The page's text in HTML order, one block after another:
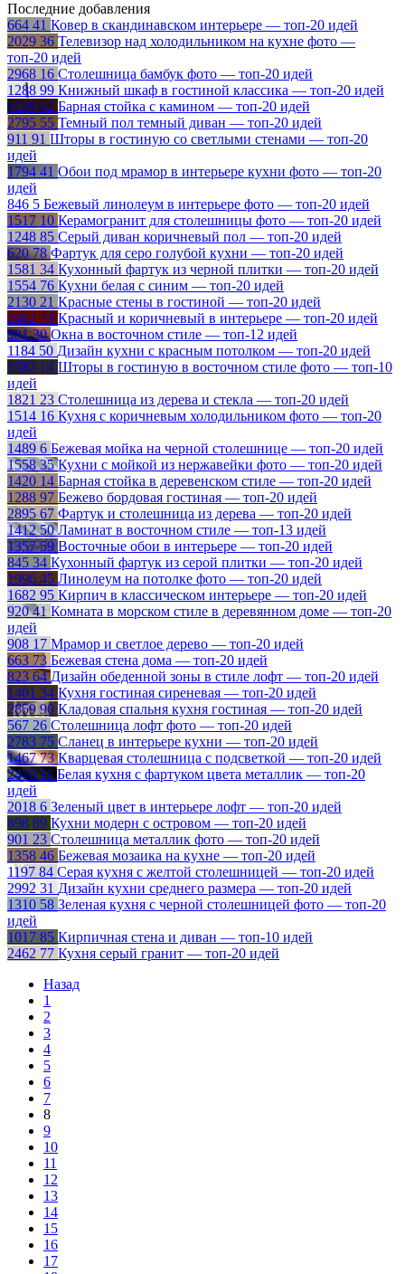
Последние добавления
664 41 Ковер в скандинавском интерьере — топ-20 идей
2029 36 Телевизор над холодильником на кухне фото —
топ-20 идей
2968 16 Столешница бамбук фото — топ-20 идей
1288 99 Книжный шкаф в гостиной классика — топ-20 идей
1630 62 Барная стойка с камином — топ-20 идей
2795 55 Темный пол темный диван — топ-20 идей
911 91 Шторы в гостиную со светлыми стенами — топ-20
идей
1794 41 Обои под мрамор в интерьере кухни фото — топ-20
идей
846 5 Бежевый линолеум в интерьере фото — топ-20 идей
1517 10 Керамогранит для столешницы фото — топ-20 идей
1248 85 Серый диван коричневый пол — топ-20 идей
620 78 Фартук для серо голубой кухни — топ-20 идей
1581 34 Кухонный фартук из черной плитки — топ-20 идей
1554 76 Кухни белая с синим — топ-20 идей
2130 21 Красные стены в гостиной — топ-20 идей
2462 73 Красный и коричневый в интерьере — топ-20 идей
981 30 Окна в восточном стиле — топ-12 идей
1184 50 Дизайн кухни с красным потолком — топ-20 идей
1582 14 Шторы в гостиную в восточном стиле фото — топ-10
идей
1821 23 Столешница из дерева и стекла — топ-20 идей
1514 16 Кухня с коричневым холодильником фото — топ-20
идей
1489 6 Бежевая мойка на черной столешнице — топ-20 идей
1558 35 Кухни с мойкой из нержавейки фото — топ-20 идей
1420 14 Барная стойка в деревенском стиле — топ-20 идей
1288 97 Бежево бордовая гостиная — топ-20 идей
2895 67 Фартук и столешница из дерева — топ-20 идей
1412 50 Ламинат в восточном стиле — топ-13 идей
1357 59 Восточные обои в интерьере — топ-20 идей
845 34 Кухонный фартук из серой плитки — топ-20 идей
1996 45 Линолеум на потолке фото — топ-20 идей
1682 95 Кирпич в классическом интерьере — топ-20 идей
920 41 Комната в морском стиле в деревянном доме — топ-20
идей
908 17 Мрамор и светлое дерево — топ-20 идей
663 73 Бежевая стена дома — топ-20 идей
823 64 Дизайн обеденной зоны в стиле лофт — топ-20 идей
1401 34 Кухня гостиная сиреневая — топ-20 идей
2859 90 Кладовая спальня кухня гостиная — топ-20 идей
567 26 Столешница лофт фото — топ-20 идей
2783 75 Сланец в интерьере кухни — топ-20 идей
1467 73 Кварцевая столешница с подсветкой — топ-20 идей
2470 11 Белая кухня с фартуком цвета металлик — топ-20
идей
2018 6 Зеленый цвет в интерьере лофт — топ-20 идей
898 89 Кухни модерн с островом — топ-20 идей
901 23 Столешница металлик фото — топ-20 идей
1358 46 Бежевая мозаика на кухне — топ-20 идей
1197 84 Серая кухня с желтой столешницей — топ-20 идей
2992 31 Дизайн кухни среднего размера — топ-20 идей
1310 58 Зеленая кухня с черной столешницей фото — топ-20
идей
1017 85 Кирпичная стена и диван — топ-10 идей
2462 77 Кухня серый гранит — топ-20 идей
Назад
1
2
3
4
5
6
7
8
9
10
11
12
13
14
15
16
17